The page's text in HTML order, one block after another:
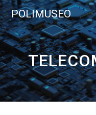
POLIMUSEO